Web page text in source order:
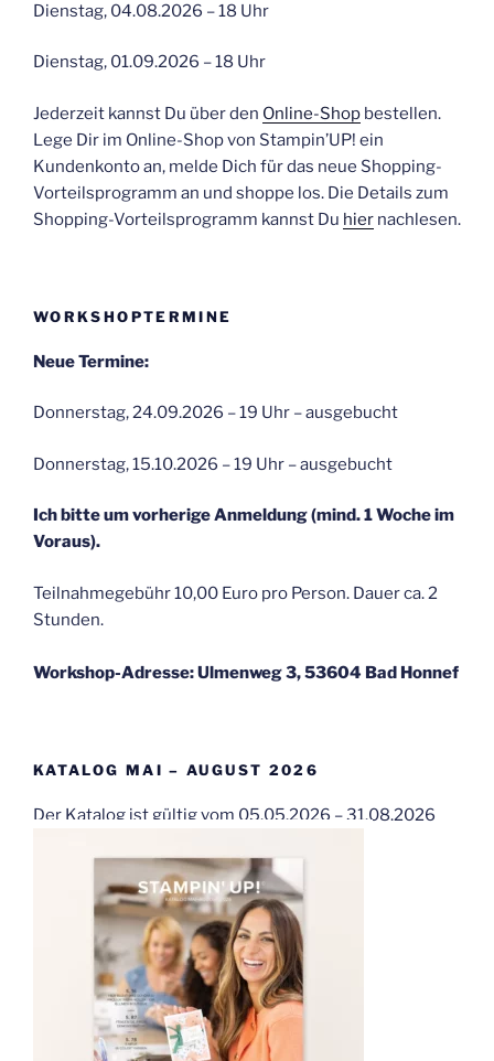
Dienstag, 04.08.2026 – 18 Uhr
Dienstag, 01.09.2026 – 18 Uhr
Jederzeit kannst Du über den Online-Shop bestellen.
Lege Dir im Online-Shop von Stampin’UP! ein
Kundenkonto an, melde Dich für das neue Shopping-
Vorteilsprogramm an und shoppe los. Die Details zum
Shopping-Vorteilsprogramm kannst Du hier nachlesen.
WORKSHOPTERMINE
Neue Termine:
Donnerstag, 24.09.2026 – 19 Uhr – ausgebucht
Donnerstag, 15.10.2026 – 19 Uhr – ausgebucht
Ich bitte um vorherige Anmeldung (mind. 1 Woche im
Voraus).
Teilnahmegebühr 10,00 Euro pro Person. Dauer ca. 2
Stunden.
Workshop-Adresse: Ulmenweg 3, 53604 Bad Honnef
KATALOG MAI – AUGUST 2026
Der Katalog ist gültig vom 05.05.2026 – 31.08.2026